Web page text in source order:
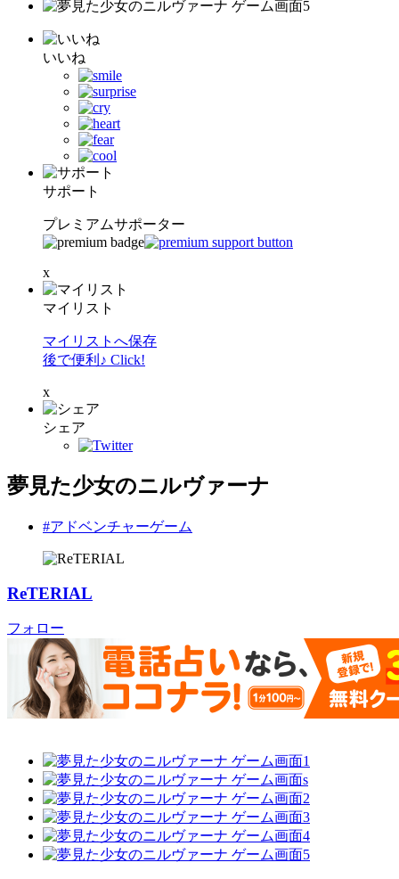
いいね
サポート
プレミアムサポーター
x
マイリスト
マイリストへ保存
後で便利♪ Click!
x
シェア
夢見た少女のニルヴァーナ
#アドベンチャーゲーム
ReTERIAL
フォロー